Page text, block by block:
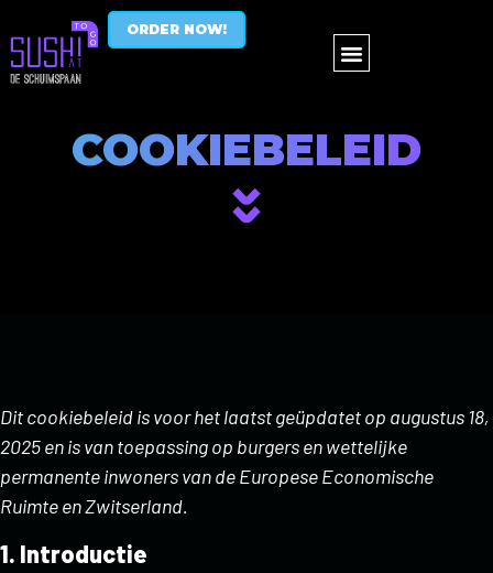
ORDER NOW!
COOKIEBELEID
Dit cookiebeleid is voor het laatst geüpdatet op augustus 18,
2025 en is van toepassing op burgers en wettelijke
permanente inwoners van de Europese Economische
Ruimte en Zwitserland.
1. Introductie